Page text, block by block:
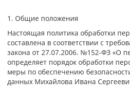
1. Общие положения
Настоящая политика обработки
составлена в соответствии с
закона от 27.07.2006. №152-ФЗ «О
определяет порядок обработки
меры по обеспечению
данных Михайлова Ивана